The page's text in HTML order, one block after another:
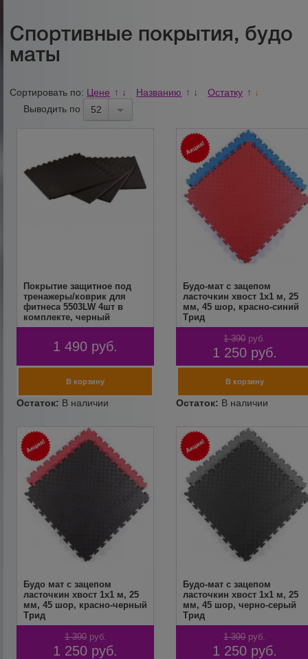
Спортивные покрытия, будо
маты
Сортировать по: Цене ↑ ↓ Названию ↑ ↓ Остатку ↑ ↓
Выводить по 52
Покрытие защитное под
тренажеры/коврик для
фитнеса 5503LW 4шт в
комплекте, черный
1 490 руб.
Будо-мат с зацепом
ласточкин хвост 1х1 м, 25
мм, 45 шор, красно-синий
Трид
1 390 руб.
1 250 руб.
Будо мат с зацепом
ласточкин хвост 1х1 м, 25
мм, 45 шор, красно-черный
Трид
1 390 руб.
1 250 руб.
Будо-мат с зацепом
ласточкин хвост 1х1 м, 25
мм, 45 шор, черно-серый
Трид
1 390 руб.
1 250 руб.